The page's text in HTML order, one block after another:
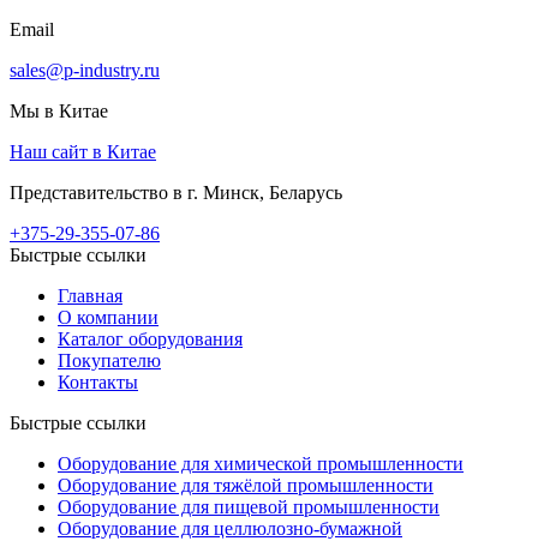
Email
sales@p-industry.ru
Мы в Китае
Наш сайт в Китае
Представительство в г. Минск, Беларусь
+375-29-355-07-86
Быстрые ссылки
Главная
О компании
Каталог оборудования
Покупателю
Контакты
Быстрые ссылки
Оборудование для химической промышленности
Оборудование для тяжёлой промышленности
Оборудование для пищевой промышленности
Оборудование для целлюлозно-бумажной